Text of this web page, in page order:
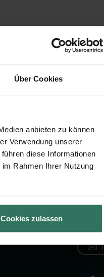
Über Cookies
anbieten zu können
Verwendung unserer
diese Informationen
Rahmen Ihrer Nutzung
Cookies zulassen